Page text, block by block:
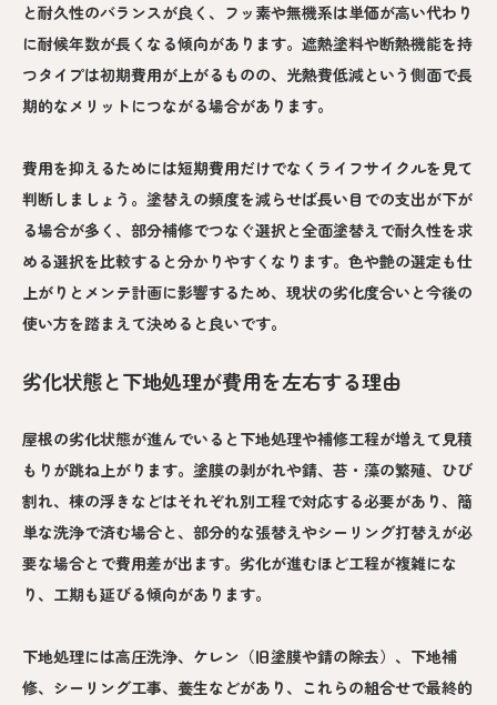
と耐久性のバランスが良く、フッ素や無機系は単価が高い代わり
に耐候年数が長くなる傾向があります。遮熱塗料や断熱機能を持
つタイプは初期費用が上がるものの、光熱費低減という側面で長
期的なメリットにつながる場合があります。
費用を抑えるためには短期費用だけでなくライフサイクルを見て
判断しましょう。塗替えの頻度を減らせば長い目での支出が下が
る場合が多く、部分補修でつなぐ選択と全面塗替えで耐久性を求
める選択を比較すると分かりやすくなります。色や艶の選定も仕
上がりとメンテ計画に影響するため、現状の劣化度合いと今後の
使い方を踏まえて決めると良いです。
劣化状態と下地処理が費用を左右する理由
屋根の劣化状態が進んでいると下地処理や補修工程が増えて見積
もりが跳ね上がります。塗膜の剥がれや錆、苔・藻の繁殖、ひび
割れ、棟の浮きなどはそれぞれ別工程で対応する必要があり、簡
単な洗浄で済む場合と、部分的な張替えやシーリング打替えが必
要な場合とで費用差が出ます。劣化が進むほど工程が複雑にな
り、工期も延びる傾向があります。
下地処理には高圧洗浄、ケレン（旧塗膜や錆の除去）、下地補
修、シーリング工事、養生などがあり、これらの組合せで最終的